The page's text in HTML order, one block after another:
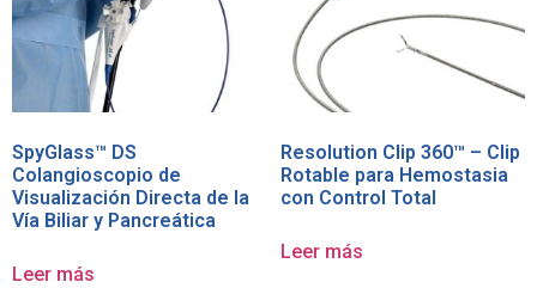
SpyGlass™ DS
Colangioscopio de
Visualización Directa de la
Ví­a Biliar y Pancreática
Leer más
Resolution Clip 360™ – Clip
Rotable para Hemostasia
con Control Total
Leer más